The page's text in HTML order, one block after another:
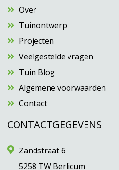
Over
Tuinontwerp
Projecten
Veelgestelde vragen
Tuin Blog
Algemene voorwaarden
Contact
CONTACTGEGEVENS
Zandstraat 6
5258 TW Berlicum